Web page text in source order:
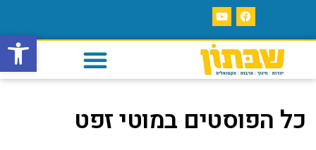
פתח
כל הפוסטים במוטי זפט